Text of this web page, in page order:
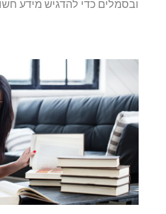
ובסמלים כדי להדגיש מידע חשוב.